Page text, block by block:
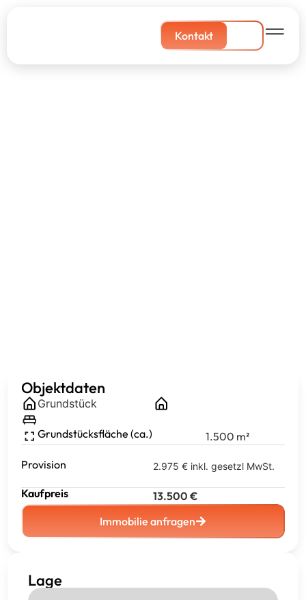
Kontakt
Objektdaten
Grundstück
Grundstücksfläche (ca.) 1.500 m²
Provision 2.975 € inkl. gesetzl MwSt.
Kaufpreis 13.500 €
Immobilie anfragen
Lage